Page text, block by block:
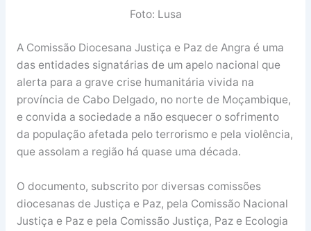
Foto: Lusa
A Comissão Diocesana Justiça e Paz de Angra é uma
das entidades signatárias de um apelo nacional que
alerta para a grave crise humanitária vivida na
província de Cabo Delgado, no norte de Moçambique,
e convida a sociedade a não esquecer o sofrimento
da população afetada pelo terrorismo e pela violência,
que assolam a região há quase uma década.
O documento, subscrito por diversas comissões
diocesanas de Justiça e Paz, pela Comissão Nacional
Justiça e Paz e pela Comissão Justiça, Paz e Ecologia